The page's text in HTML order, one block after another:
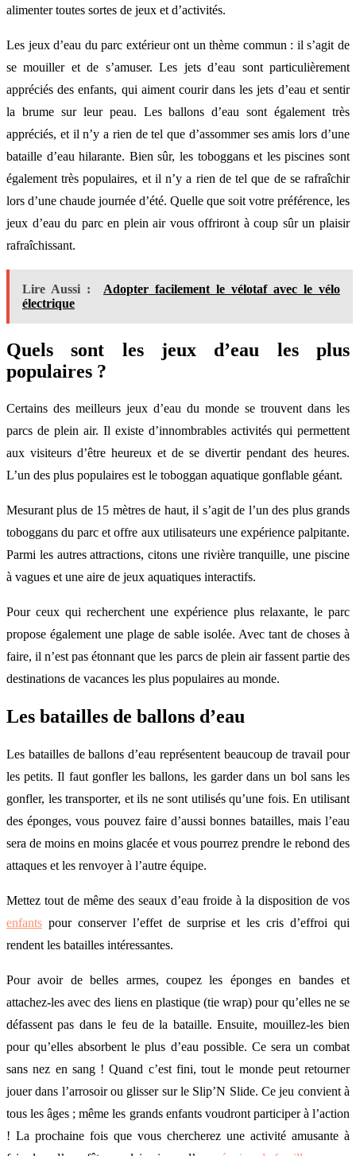
alimenter toutes sortes de jeux et d’activités.
Les jeux d’eau du parc extérieur ont un thème commun : il s’agit de
se mouiller et de s’amuser. Les jets d’eau sont particulièrement
appréciés des enfants, qui aiment courir dans les jets d’eau et sentir
la brume sur leur peau. Les ballons d’eau sont également très
appréciés, et il n’y a rien de tel que d’assommer ses amis lors d’une
bataille d’eau hilarante. Bien sûr, les toboggans et les piscines sont
également très populaires, et il n’y a rien de tel que de se rafraîchir
lors d’une chaude journée d’été. Quelle que soit votre préférence, les
jeux d’eau du parc en plein air vous offriront à coup sûr un plaisir
rafraîchissant.
Lire Aussi :
Adopter facilement le vélotaf avec le vélo
électrique
Quels sont les jeux d’eau les plus
populaires ?
Certains des meilleurs jeux d’eau du monde se trouvent dans les
parcs de plein air. Il existe d’innombrables activités qui permettent
aux visiteurs d’être heureux et de se divertir pendant des heures.
L’un des plus populaires est le toboggan aquatique gonflable géant.
Mesurant plus de 15 mètres de haut, il s’agit de l’un des plus grands
toboggans du parc et offre aux utilisateurs une expérience palpitante.
Parmi les autres attractions, citons une rivière tranquille, une piscine
à vagues et une aire de jeux aquatiques interactifs.
Pour ceux qui recherchent une expérience plus relaxante, le parc
propose également une plage de sable isolée. Avec tant de choses à
faire, il n’est pas étonnant que les parcs de plein air fassent partie des
destinations de vacances les plus populaires au monde.
Les batailles de ballons d’eau
Les batailles de ballons d’eau représentent beaucoup de travail pour
les petits. Il faut gonfler les ballons, les garder dans un bol sans les
gonfler, les transporter, et ils ne sont utilisés qu’une fois. En utilisant
des éponges, vous pouvez faire d’aussi bonnes batailles, mais l’eau
sera de moins en moins glacée et vous pourrez prendre le rebond des
attaques et les renvoyer à l’autre équipe.
Mettez tout de même des seaux d’eau froide à la disposition de vos
enfants pour conserver l’effet de surprise et les cris d’effroi qui
rendent les batailles intéressantes.
Pour avoir de belles armes, coupez les éponges en bandes et
attachez-les avec des liens en plastique (tie wrap) pour qu’elles ne se
défassent pas dans le feu de la bataille. Ensuite, mouillez-les bien
pour qu’elles absorbent le plus d’eau possible. Ce sera un combat
sans nez en sang ! Quand c’est fini, tout le monde peut retourner
jouer dans l’arrosoir ou glisser sur le Slip’N Slide. Ce jeu convient à
tous les âges ; même les grands enfants voudront participer à l’action
! La prochaine fois que vous chercherez une activité amusante à